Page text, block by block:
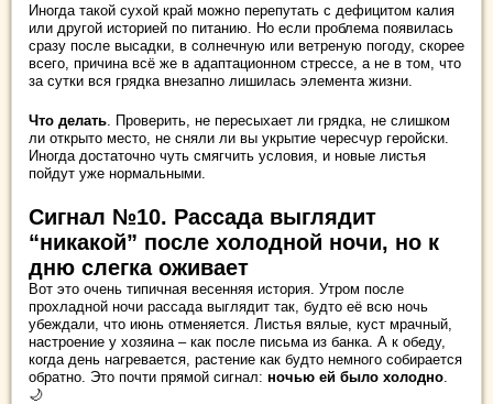
Иногда такой сухой край можно перепутать с дефицитом калия
или другой историей по питанию. Но если проблема появилась
сразу после высадки, в солнечную или ветреную погоду, скорее
всего, причина всё же в адаптационном стрессе, а не в том, что
за сутки вся грядка внезапно лишилась элемента жизни.
Что делать . Проверить, не пересыхает ли грядка, не слишком
ли открыто место, не сняли ли вы укрытие чересчур геройски.
Иногда достаточно чуть смягчить условия, и новые листья
пойдут уже нормальными.
Сигнал №10. Рассада выглядит
“никакой” после холодной ночи, но к
дню слегка оживает
Вот это очень типичная весенняя история. Утром после
прохладной ночи рассада выглядит так, будто её всю ночь
убеждали, что июнь отменяется. Листья вялые, куст мрачный,
настроение у хозяина – как после письма из банка. А к обеду,
когда день нагревается, растение как будто немного собирается
обратно. Это почти прямой сигнал: ночью ей было холодно
🌙